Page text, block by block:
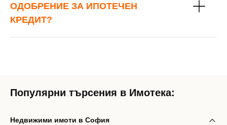
ОДОБРЕНИЕ ЗА ИПОТЕЧЕН
КРЕДИТ?
Популярни търсения в Имотека:
Недвижими имоти в София